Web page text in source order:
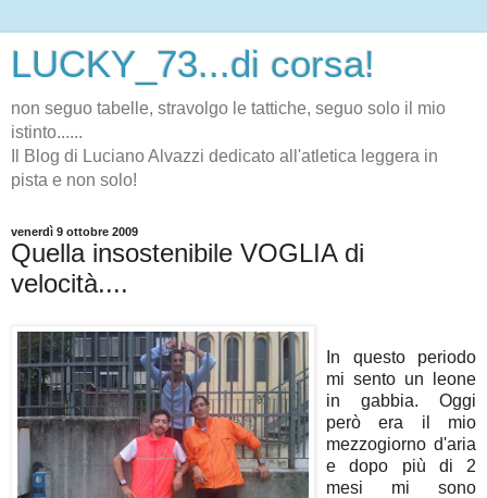
LUCKY_73...di corsa!
non seguo tabelle, stravolgo le tattiche, seguo solo il mio
istinto......
Il Blog di Luciano Alvazzi dedicato all'atletica leggera in
pista e non solo!
venerdì 9 ottobre 2009
Quella insostenibile VOGLIA di
velocità....
In questo periodo
mi sento un leone
in gabbia. Oggi
però era il mio
mezzogiorno d'aria
e dopo più di 2
mesi mi sono